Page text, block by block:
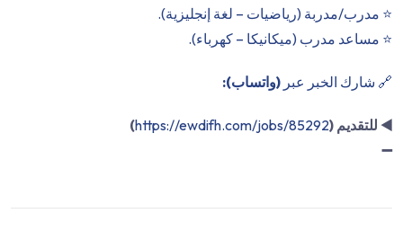
⭐️ مدرب/مدربة (رياضيات – لغة إنجليزية).
⭐️ مساعد مدرب (ميكانيكا – كهرباء).
🔗 شارك الخبر عبر (واتساب):
◀️ للتقديم (https://ewdifh.com/jobs/85292
)
➖